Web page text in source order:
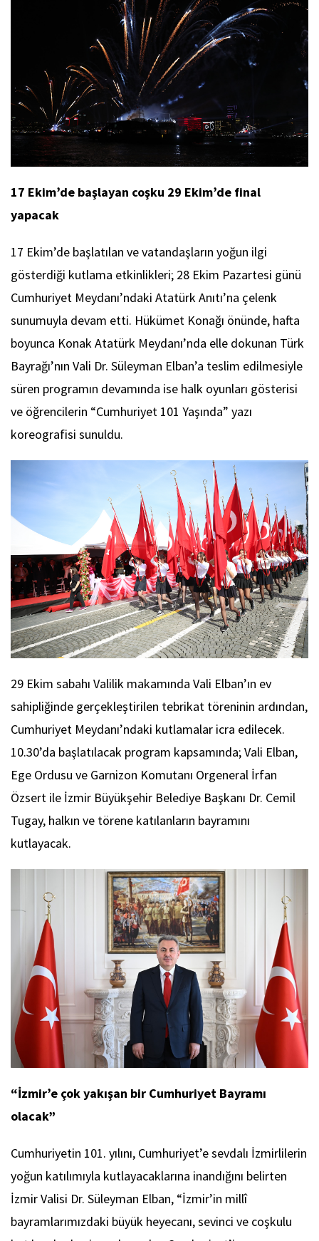
17 Ekim’de başlayan coşku 29 Ekim’de final
yapacak
17 Ekim’de başlatılan ve vatandaşların yoğun ilgi
gösterdiği kutlama etkinlikleri; 28 Ekim Pazartesi günü
Cumhuriyet Meydanı’ndaki Atatürk Anıtı’na çelenk
sunumuyla devam etti. Hükümet Konağı önünde, hafta
boyunca Konak Atatürk Meydanı’nda elle dokunan Türk
Bayrağı’nın Vali Dr. Süleyman Elban’a teslim edilmesiyle
süren programın devamında ise halk oyunları gösterisi
ve öğrencilerin “Cumhuriyet 101 Yaşında” yazı
koreografisi sunuldu.
29 Ekim sabahı Valilik makamında Vali Elban’ın ev
sahipliğinde gerçekleştirilen tebrikat töreninin ardından,
Cumhuriyet Meydanı’ndaki kutlamalar icra edilecek.
10.30’da başlatılacak program kapsamında; Vali Elban,
Ege Ordusu ve Garnizon Komutanı Orgeneral İrfan
Özsert ile İzmir Büyükşehir Belediye Başkanı Dr. Cemil
Tugay, halkın ve törene katılanların bayramını
kutlayacak.
“İzmir’e çok yakışan bir Cumhuriyet Bayramı
olacak”
Cumhuriyetin 101. yılını, Cumhuriyet’e sevdalı İzmirlilerin
yoğun katılımıyla kutlayacaklarına inandığını belirten
İzmir Valisi Dr. Süleyman Elban, “İzmir’in millî
bayramlarımızdaki büyük heyecanı, sevinci ve coşkulu